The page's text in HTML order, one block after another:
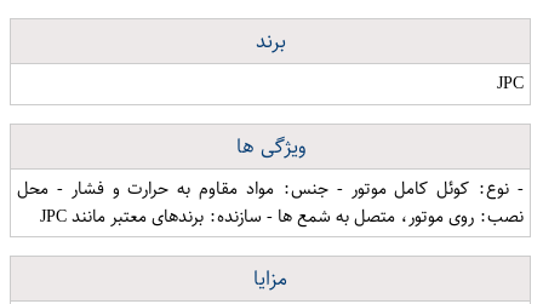
برند
JPC
ویژگی ها
- نوع: کوئل کامل موتور - جنس: مواد مقاوم به حرارت و فشار - محل
نصب: روی موتور، متصل به شمع ها - سازنده: برندهای معتبر مانند JPC
مزایا